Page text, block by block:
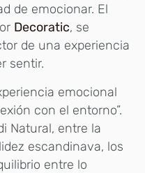
de emocionar. El
Decoratic, se
de una experiencia
sentir.
emocional
con el entorno”.
Natural, entre la
escandinava, los
entre lo